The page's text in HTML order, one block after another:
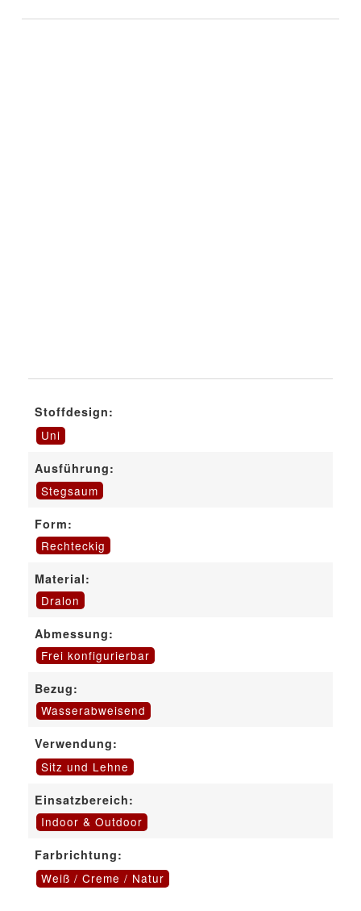
Stoffdesign:
Uni
Ausführung:
Stegsaum
Form:
Rechteckig
Material:
Dralon
Abmessung:
Frei konfigurierbar
Bezug:
Wasserabweisend
Verwendung:
Sitz und Lehne
Einsatzbereich:
Indoor & Outdoor
Farbrichtung:
Weiß / Creme / Natur